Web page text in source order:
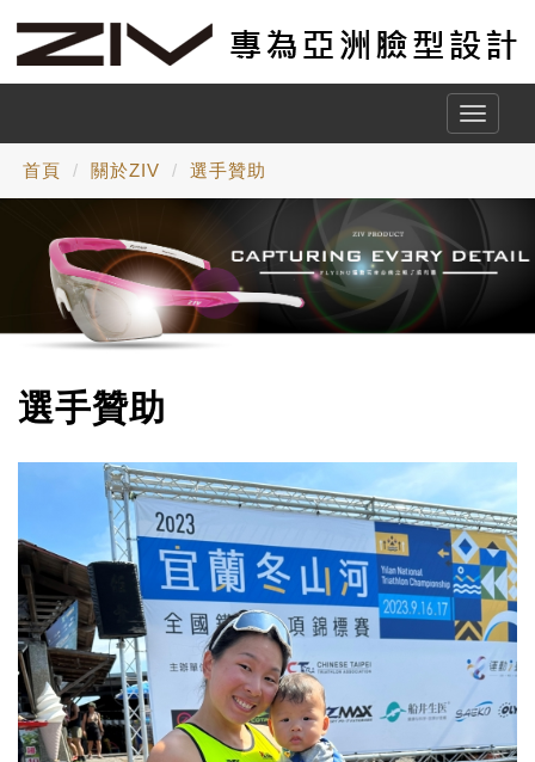
Toggle
首頁 關於ZIV 選手贊助
選手贊助